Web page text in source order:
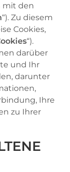
mit den
“). Zu diesem
Cookies,
“).
darüber
und Ihr
darunter
Ihre
zu Ihrer